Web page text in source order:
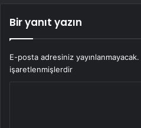
Bir yanıt yazın
E-posta adresiniz yayınlanmayacak.
işaretlenmişlerdir